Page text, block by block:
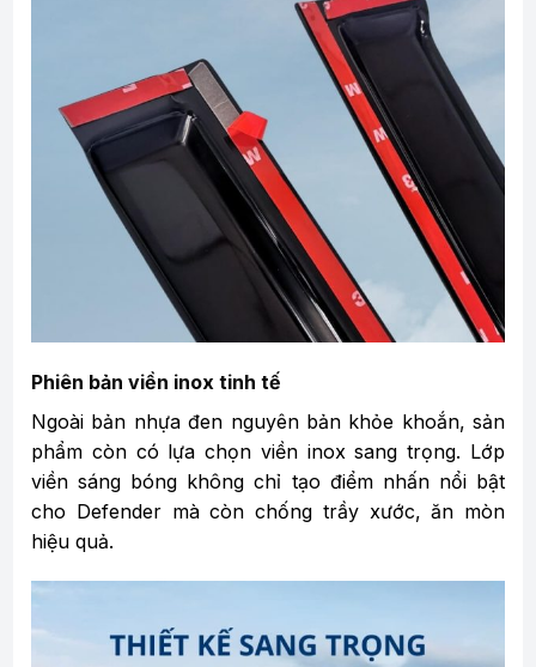
Phiên bản viền inox tinh tế
Ngoài bản nhựa đen nguyên bản khỏe khoắn, sản
phẩm còn có lựa chọn viền inox sang trọng. Lớp
viền sáng bóng không chỉ tạo điểm nhấn nổi bật
cho Defender mà còn chống trầy xước, ăn mòn
hiệu quả.